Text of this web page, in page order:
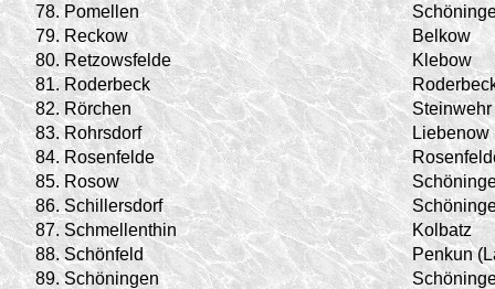
78. Pomellen
79. Reckow
Belkow
80. Retzowsfelde
Klebow
81. Roderbeck
82. Rörchen
Steinwehr
83. Rohrsdorf
Liebenow
84. Rosenfelde
85. Rosow
86. Schillersdorf
87. Schmellenthin
Kolbatz
88. Schönfeld
Penkun
89. Schöningen